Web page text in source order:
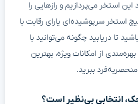
استخر می‌پردازیم و رازهایی را
استخر سرپوشیده‌ای یارای رقابت با
تا دریابید چگونه می‌توانید با
از امکانات ویژه، بهترین
منحصربه‌فرد ببرید.
انتخابی بی‌نظیر است؟